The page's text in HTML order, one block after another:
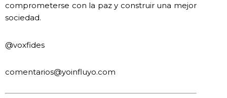
comprometerse con la paz y construir una mejor
sociedad.
@voxfides
comentarios@yoinfluyo.com